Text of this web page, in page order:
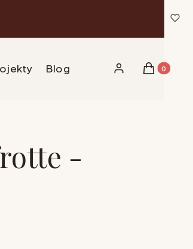
Blog Zaloguj sięProdukty
Koszyk
-